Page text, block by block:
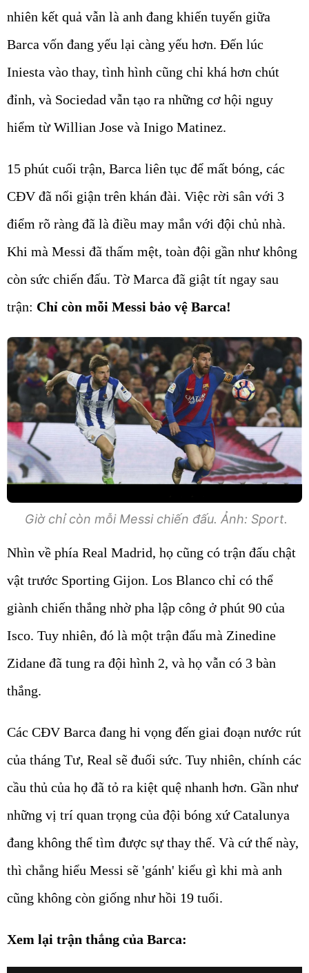
nhiên kết quả vẫn là anh đang khiến tuyến giữa
Barca vốn đang yếu lại càng yếu hơn. Đến lúc
Iniesta vào thay, tình hình cũng chỉ khá hơn chút
đỉnh, và Sociedad vẫn tạo ra những cơ hội nguy
hiểm từ Willian Jose và Inigo Matinez.
15 phút cuối trận, Barca liên tục để mất bóng, các
CĐV đã nổi giận trên khán đài. Việc rời sân với 3
điểm rõ ràng đã là điều may mắn với đội chủ nhà.
Khi mà Messi đã thấm mệt, toàn đội gần như không
còn sức chiến đấu. Tờ Marca đã giật tít ngay sau
trận: Chỉ còn mỗi Messi bảo vệ Barca!
Giờ chỉ còn mỗi Messi chiến đấu. Ảnh: Sport.
Nhìn về phía Real Madrid, họ cũng có trận đấu chật
vật trước Sporting Gijon. Los Blanco chỉ có thể
giành chiến thắng nhờ pha lập công ở phút 90 của
Isco. Tuy nhiên, đó là một trận đấu mà Zinedine
Zidane đã tung ra đội hình 2, và họ vẫn có 3 bàn
thắng.
Các CĐV Barca đang hi vọng đến giai đoạn nước rút
của tháng Tư, Real sẽ đuối sức. Tuy nhiên, chính các
cầu thủ của họ đã tỏ ra kiệt quệ nhanh hơn. Gần như
những vị trí quan trọng của đội bóng xứ Catalunya
đang không thể tìm được sự thay thế. Và cứ thế này,
thì chẳng hiểu Messi sẽ 'gánh' kiểu gì khi mà anh
cũng không còn giống như hồi 19 tuổi.
Xem lại trận thắng của Barca: